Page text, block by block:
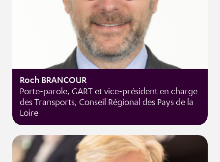
Roch BRANCOUR
Porte-parole, GART et vice-président en charge
des Transports, Conseil Régional des Pays de la
Loire